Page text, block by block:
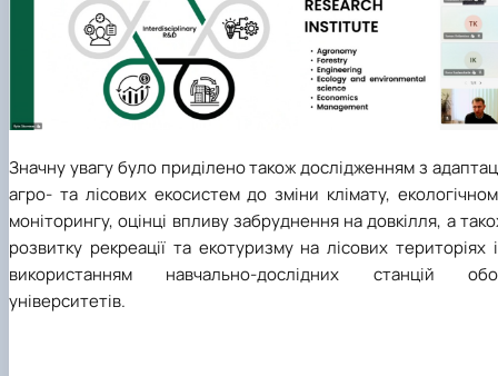
Значну увагу було приділено також дослідженням з
агро- та лісових екосистем до зміни клімату,
моніторингу, оцінці впливу забруднення на довкілля, а
розвитку рекреації та екотуризму на лісових територіях
використанням навчально-дослідних станцій
університетів.